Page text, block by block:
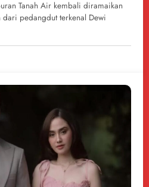
Tanah Air kembali diramaikan
dari pedangdut terkenal Dewi